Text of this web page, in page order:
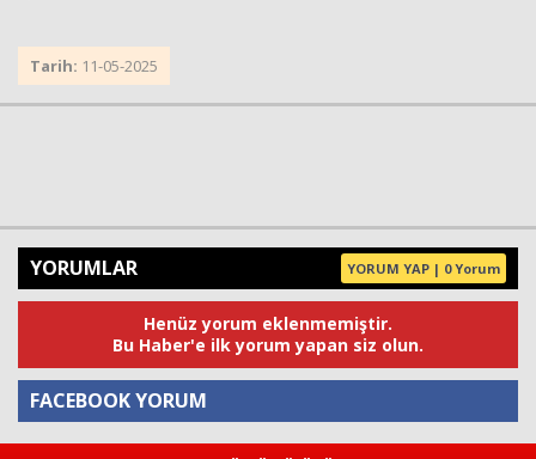
Tarih: 11-05-2025
YORUMLAR YORUM YAP | 0 Yorum
Henüz yorum eklenmemiştir.
Bu Haber'e ilk yorum yapan siz olun.
FACEBOOK YORUM